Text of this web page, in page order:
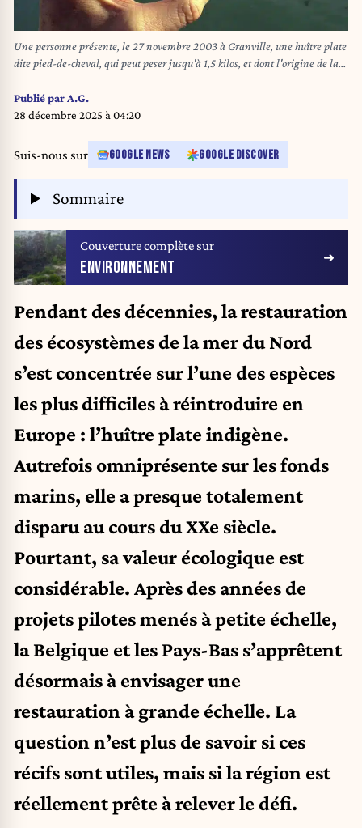
Une personne présente, le 27 novembre 2003 à Granville, une huître plate
dite pied-de-cheval, qui peut peser jusqu'à 1,5 kilos, et dont l'origine de la
pêche remonte à la plus haute antiquité.
Publié par A.G.
28 décembre 2025 à 04:20
Suis-nous sur GOOGLE NEWS GOOGLE DISCOVER
Sommaire
Couverture complète sur
ENVIRONNEMENT
Pendant des décennies, la restauration
des écosystèmes de la mer du Nord
s’est concentrée sur l’une des espèces
les plus difficiles à réintroduire en
Europe : l’huître plate indigène.
Autrefois omniprésente sur les fonds
marins, elle a presque totalement
disparu au cours du XXe siècle.
Pourtant, sa valeur écologique est
considérable. Après des années de
projets pilotes menés à petite échelle,
la Belgique et les Pays-Bas s’apprêtent
désormais à envisager une
restauration à grande échelle. La
question n’est plus de savoir si ces
récifs sont utiles, mais si la région est
réellement prête à relever le défi.